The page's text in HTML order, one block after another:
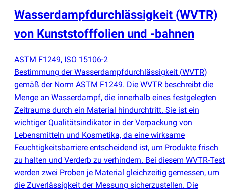
Wasserdampfdurchlässigkeit (WVTR)
von Kunststofffolien und -bahnen
ASTM F1249, ISO 15106-2
Bestimmung der Wasserdampfdurchlässigkeit (WVTR)
gemäß der Norm ASTM F1249. Die WVTR beschreibt die
Menge an Wasserdampf, die innerhalb eines festgelegten
Zeitraums durch ein Material hindurchtritt. Sie ist ein
wichtiger Qualitätsindikator in der Verpackung von
Lebensmitteln und Kosmetika, da eine wirksame
Feuchtigkeitsbarriere entscheidend ist, um Produkte frisch
zu halten und Verderb zu verhindern. Bei diesem WVTR-Test
werden zwei Proben je Material gleichzeitig gemessen, um
die Zuverlässigkeit der Messung sicherzustellen. Die